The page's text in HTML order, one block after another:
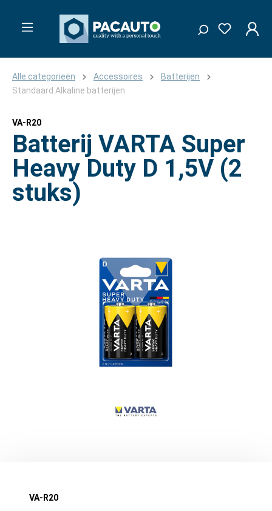
Alle categorieën Accessoires
Batterijen
Standaard Alkaline batterijen
VA-R20
Batterij VARTA Super
Heavy Duty D 1,5V (2
stuks)
VA-R20